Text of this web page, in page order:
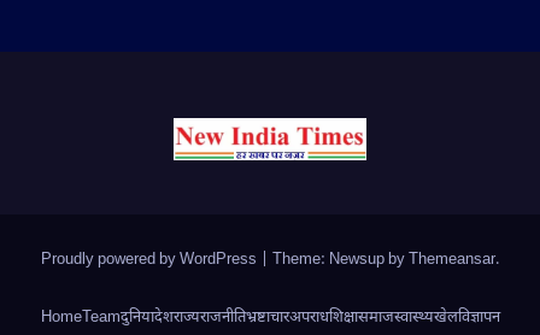
Proudly powered by WordPress Theme: Newsup byThemeansar.
HomeTeamदुनियादेशराज्यराजनीतिभ्रष्टाचारअपराधशिक्षासमाजस्वास्थ्यखेलविज्ञापन